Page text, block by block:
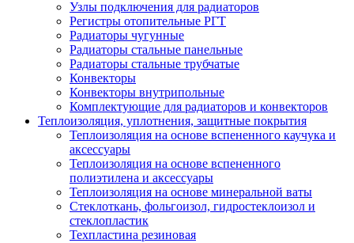
Узлы подключения для радиаторов
Регистры отопительные РГТ
Радиаторы чугунные
Радиаторы стальные панельные
Радиаторы стальные трубчатые
Конвекторы
Конвекторы внутрипольные
Комплектующие для радиаторов и конвекторов
Теплоизоляция, уплотнения, защитные покрытия
Теплоизоляция на основе вспененного каучука и
аксессуары
Теплоизоляция на основе вспененного
полиэтилена и аксессуары
Теплоизоляция на основе минеральной ваты
Стеклоткань, фольгоизол, гидростеклоизол и
стеклопластик
Техпластина резиновая